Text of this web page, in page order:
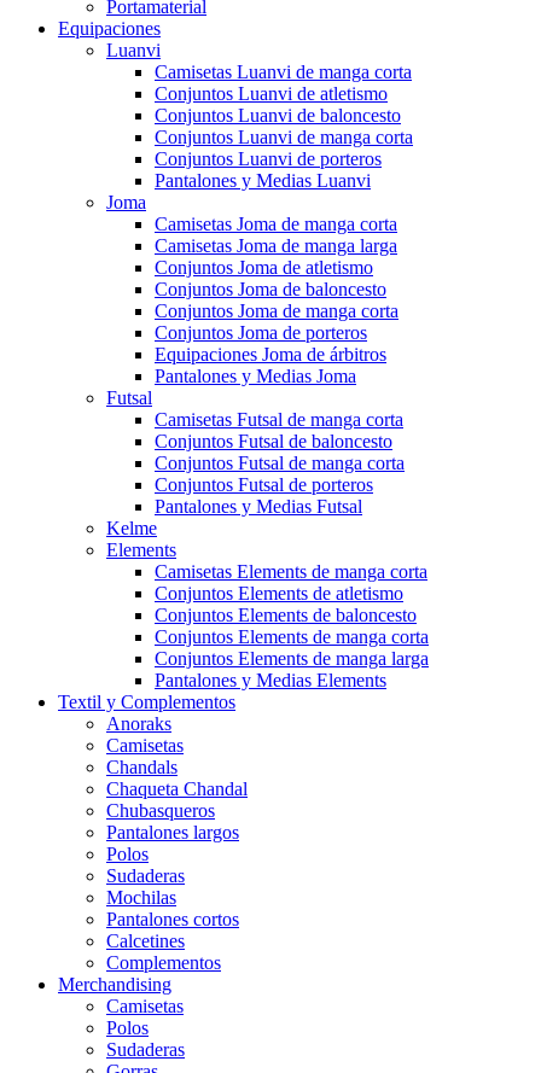
Portamaterial
Equipaciones
Luanvi
Camisetas Luanvi de manga corta
Conjuntos Luanvi de atletismo
Conjuntos Luanvi de baloncesto
Conjuntos Luanvi de manga corta
Conjuntos Luanvi de porteros
Pantalones y Medias Luanvi
Joma
Camisetas Joma de manga corta
Camisetas Joma de manga larga
Conjuntos Joma de atletismo
Conjuntos Joma de baloncesto
Conjuntos Joma de manga corta
Conjuntos Joma de porteros
Equipaciones Joma de árbitros
Pantalones y Medias Joma
Futsal
Camisetas Futsal de manga corta
Conjuntos Futsal de baloncesto
Conjuntos Futsal de manga corta
Conjuntos Futsal de porteros
Pantalones y Medias Futsal
Kelme
Elements
Camisetas Elements de manga corta
Conjuntos Elements de atletismo
Conjuntos Elements de baloncesto
Conjuntos Elements de manga corta
Conjuntos Elements de manga larga
Pantalones y Medias Elements
Textil y Complementos
Anoraks
Camisetas
Chandals
Chaqueta Chandal
Chubasqueros
Pantalones largos
Polos
Sudaderas
Mochilas
Pantalones cortos
Calcetines
Complementos
Merchandising
Camisetas
Polos
Sudaderas